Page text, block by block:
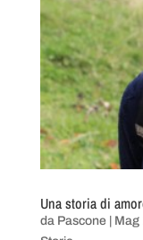
Una storia di
da Pascone| Mag